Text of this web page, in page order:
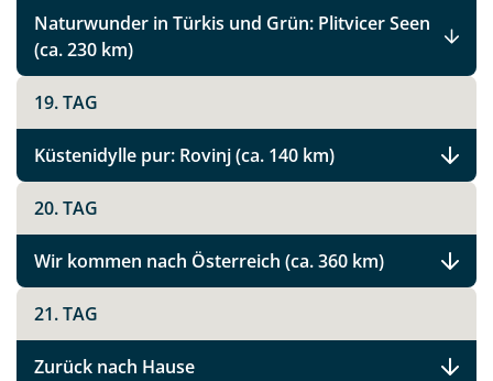
X
WhatsApp
Telegram
per E-Mail senden
Link kopieren
Naturwunder in Türkis und Grün: Plitvicer Seen
(ca. 230 km)
19. TAG
Küstenidylle pur: Rovinj (ca. 140 km)
20. TAG
Wir kommen nach Österreich (ca. 360 km)
21. TAG
Zurück nach Hause